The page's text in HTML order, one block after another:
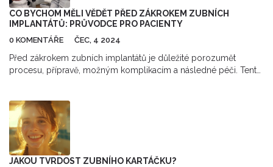
CO BYCHOM MĚLI VĚDĚT PŘED ZÁKROKEM ZUBNÍCH
IMPLANTÁTŮ: PRŮVODCE PRO PACIENTY
0 KOMENTÁŘE ČEC, 4 2024
Před zákrokem zubních implantátů je důležité porozumět
procesu, přípravě, možným komplikacím a následné péči. Tento
sebevědoměji a připraveněji na tento zákrok.
JAKOU TVRDOST ZUBNÍHO KARTÁČKU?